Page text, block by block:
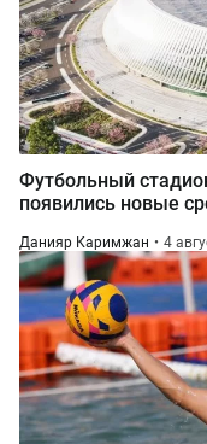
Футбольный
появились новые
Данияр Каримжан 4